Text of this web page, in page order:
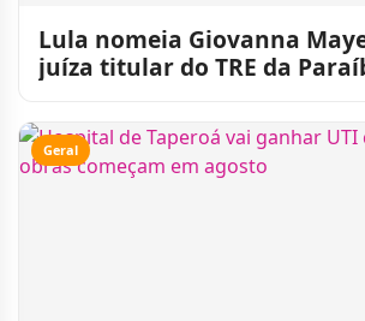
Lula nomeia Giovanna
juíza titular do TRE da
Geral